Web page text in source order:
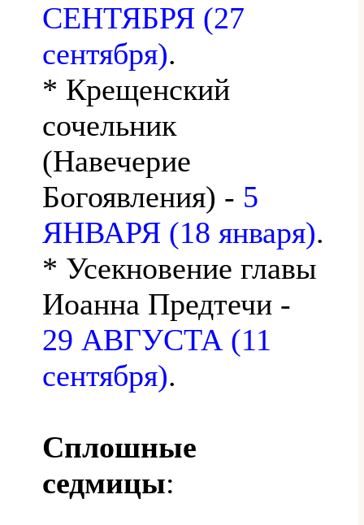
СЕНТЯБРЯ (27
сентября).
* Крещенский
сочельник
(Навечерие
Богоявления) - 5
ЯНВАРЯ (18 января).
* Усекновение главы
Иоанна Предтечи -
29 АВГУСТА (11
сентября).
Сплошные
седмицы: